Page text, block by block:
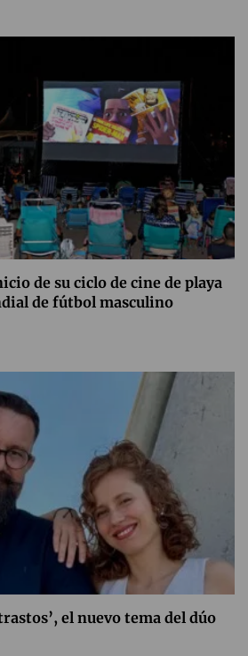
de su ciclo de cine de playa
de fútbol masculino
el nuevo tema del dúo